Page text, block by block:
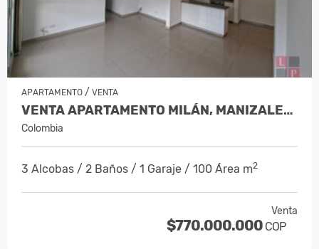
APARTAMENTO / VENTA
VENTA APARTAMENTO MILÁN, MANIZALES…
Colombia
3 Alcobas / 2 Baños / 1 Garaje / 100 Área m2
Venta
$770.000.000 COP